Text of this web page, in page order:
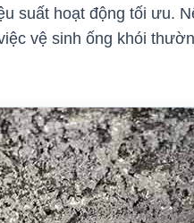
suất hoạt động tối ưu.
vệ sinh ống khói